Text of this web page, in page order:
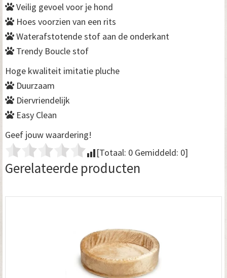
Veilig gevoel voor je hond
Hoes voorzien van een rits
Waterafstotende stof aan de onderkant
Trendy Boucle stof
Hoge kwaliteit imitatie pluche
Duurzaam
Diervriendelijk
Easy Clean
Geef jouw waardering!
[Totaal: 0 Gemiddeld: 0]
Gerelateerde producten